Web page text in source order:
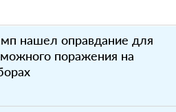
нашел оправдание для
поражения на